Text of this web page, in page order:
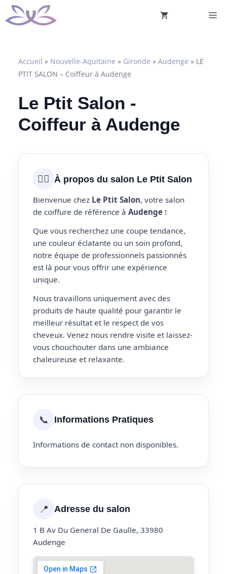
Aller
au
Accueil » Nouvelle-Aquitaine » Gironde » Audenge » LE
PTIT SALON – Coiffeur à Audenge
Le Ptit Salon -
Coiffeur à Audenge
💇‍♀️ À propos du salon Le Ptit Salon
Bienvenue chez Le Ptit Salon, votre salon
de coiffure de référence à Audenge !
Que vous recherchez une coupe tendance,
une couleur éclatante ou un soin profond,
notre équipe de professionnels passionnés
est là pour vous offrir une expérience
unique.
Nous travaillons uniquement avec des
produits de haute qualité pour garantir le
meilleur résultat et le respect de vos
cheveux. Venez nous rendre visite et laissez-
vous chouchouter dans une ambiance
chaleureuse et relaxante.
📞 Informations Pratiques
Informations de contact non disponibles.
📍 Adresse du salon
1 B Av Du General De Gaulle, 33980
Audenge